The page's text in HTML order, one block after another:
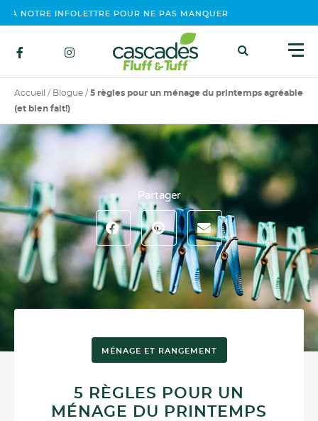
NOTRE INFOLETTRE POUR NE PAS MANQUER NOS ÉVÉNEMENTS,
Accueil / Blogue / 5 règles pour un ménage du printemps agréable
(et bien fait!)
Partager
MÉNAGE ET RANGEMENT
5 RÈGLES POUR UN
MÉNAGE DU PRINTEMPS